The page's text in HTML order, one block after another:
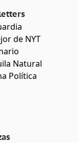
de NYT
Natural
Política